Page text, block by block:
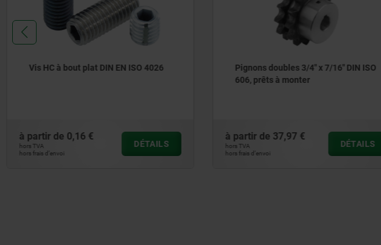
Pignons doubles 3/4" x 7/16" DIN ISO
à partir de 37,97 €
hors TVA
hors frais d’envoi
DÉTAILS
Pignons doubles 1/2" x 5/16" DIN
606, prêts à monter
à partir de31,88 €
hors TVA
hors frais d’envoi